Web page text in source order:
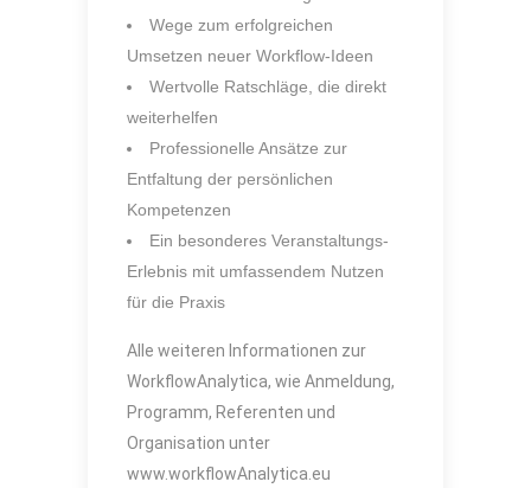
Wege zum erfolgreichen
Umsetzen neuer Workflow-Ideen
Wertvolle Ratschläge, die direkt
weiterhelfen
Professionelle Ansätze zur
Entfaltung der persönlichen
Kompetenzen
Ein besonderes Veranstaltungs-
Erlebnis mit umfassendem Nutzen
für die Praxis
Alle weiteren Informationen zur
WorkflowAnalytica, wie Anmeldung,
Programm, Referenten und
Organisation unter
www.workflowAnalytica.eu